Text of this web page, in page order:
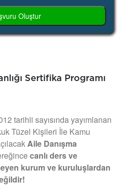
Oluştur
Sertifika Programı
tarihli sayısında yayımlanan
Tüzel Kişileri İle Kamu
Aile Danışma
canlı ders ve
kurum ve kuruluşlardan